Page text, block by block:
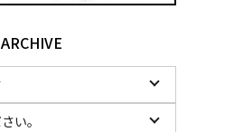
ARCHIVE